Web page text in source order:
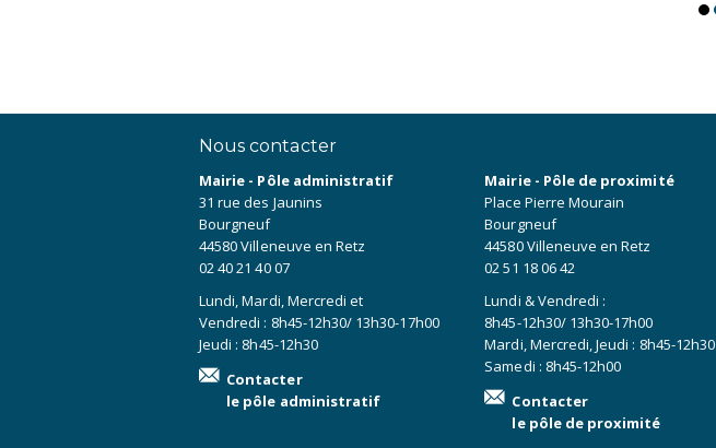
Nous contacter
Mairie - Pôle administratif
31 rue des Jaunins
Bourgneuf
44580 Villeneuve en Retz
02 40 21 40 07
Lundi, Mardi, Mercredi et
Vendredi : 8h45-12h30/ 13h30-17h00
Jeudi : 8h45-12h30
Contacter
le pôle administratif
Mairie - Pôle de proximité
Place Pierre Mourain
Bourgneuf
44580 Villeneuve en Retz
02 51 18 06 42
Lundi & Vendredi :
8h45-12h30/ 13h30-17h00
Mardi, Mercredi, Jeudi : 8h45-12h30
Samedi : 8h45-12h00
Contacter
le pôle de proximité